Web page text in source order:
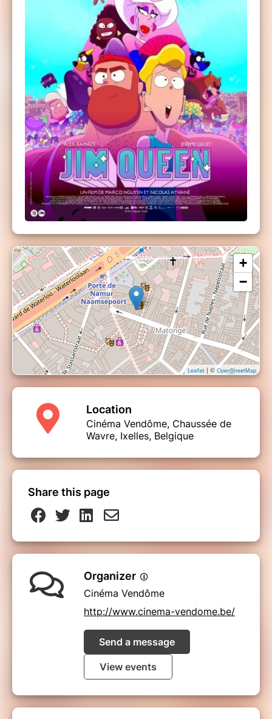
+
−
Leaflet | ©OpenStreetMap
Location
Cinéma Vendôme, Chaussée de
Wavre, Ixelles, Belgique
Share this page
Organizer
Cinéma Vendôme
http://www.cinema-vendome.be/
Send a message
View events